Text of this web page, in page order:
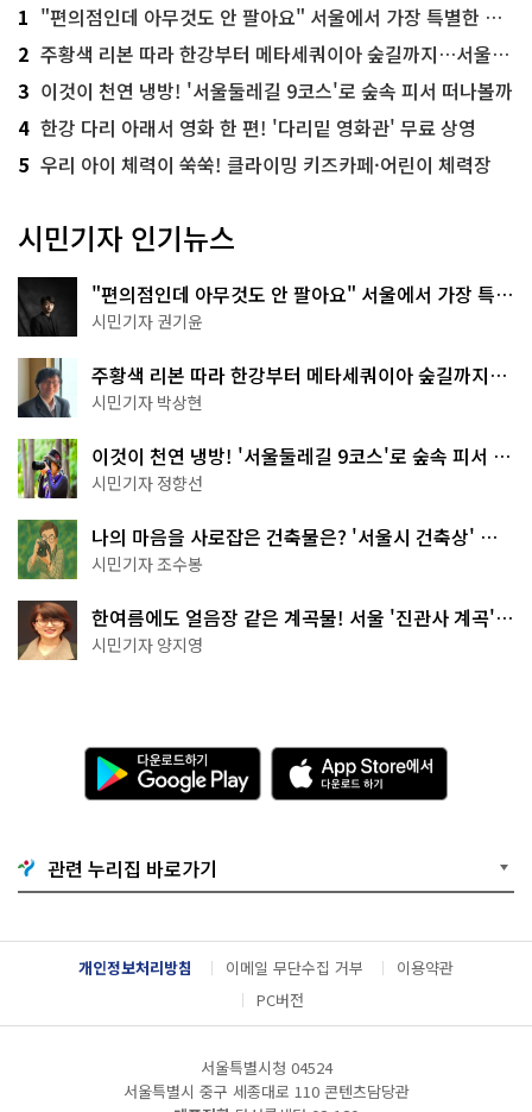
1 "편의점인데 아무것도 안 팔아요" 서울에서 가장 특별한 편의점의 정체
2 주황색 리본 따라 한강부터 메타세쿼이아 숲길까지…서울둘레길 15코스
3 이것이 천연 냉방! '서울둘레길 9코스'로 숲속 피서 떠나볼까
4 한강 다리 아래서 영화 한 편! '다리밑 영화관' 무료 상영
5 우리 아이 체력이 쑥쑥! 클라이밍 키즈카페·어린이 체력장
시민기자 인기뉴스
"편의점인데 아무것도 안 팔아요" 서울에서 가장 특별
한 편의점의 정체
시민기자 권기윤
주황색 리본 따라 한강부터 메타세쿼이아 숲길까지…
서울둘레길 15코스
시민기자 박상현
이것이 천연 냉방! '서울둘레길 9코스'로 숲속 피서 떠
나볼까
시민기자 정향선
나의 마음을 사로잡은 건축물은? '서울시 건축상' 수
상작 공개!
시민기자 조수봉
한여름에도 얼음장 같은 계곡물! 서울 '진관사 계곡'이
천국이네~
시민기자 양지영
다
운
로
기
G
o
g
l
e
l
A
p
p
e
서
다
운
드
관련 누리집 바로가기
개인정보처리방침 이메일 무단수집 거부
이용약관
PC버전
서울특별시청 04524
서울특별시 중구 세종대로 110 콘텐츠담당관